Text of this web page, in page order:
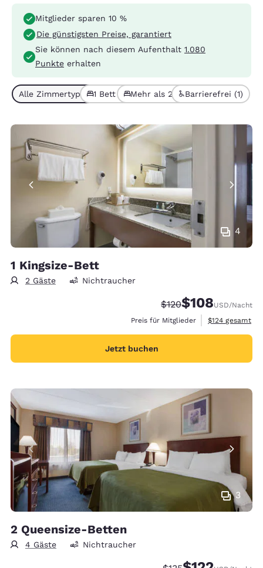
Mitglieder sparen 10 %
Die günstigsten Preise, garantiert
Sie können nach diesem Aufenthalt 1.080
Punkte erhalten
Alle Zimmertypen (3)1 Bett (1) Mehr als 2 Betten (2)
Barrierefrei (1)
4
1 Kingsize-Bett
2 Gäste Nichtraucher
Durchgestrichener
$120Vergünstigter
$108USD/Nacht
Preis für Mitglieder
Geschätzte
$124 gesamt
Jetzt buchen
3
2 Queensize-Betten
4 Gäste Nichtraucher